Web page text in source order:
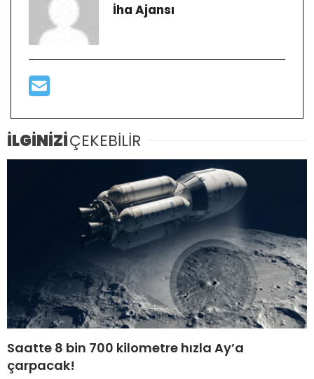
İha Ajansı
İLGİNİZİÇEKEBİLİR
Saatte 8 bin 700 kilometre hızla Ay’a
çarpacak!